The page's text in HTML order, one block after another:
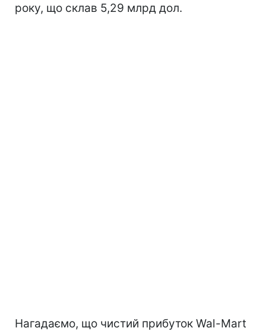
року, що склав 5,29 млрд дол.
Нагадаємо, що чистий прибуток Wal-Mart